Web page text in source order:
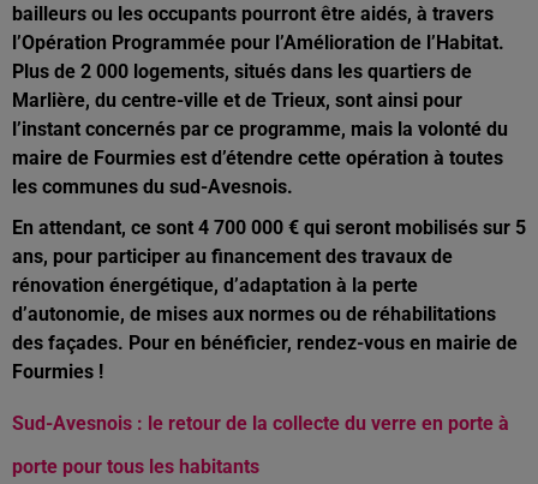
bailleurs ou les occupants pourront être aidés, à travers
l’Opération Programmée pour l’Amélioration de l’Habitat.
Plus de 2 000 logements, situés dans les quartiers de
Marlière, du centre-ville et de Trieux, sont ainsi pour
l’instant concernés par ce programme, mais la volonté du
maire de Fourmies est d’étendre cette opération à toutes
les communes du sud-Avesnois.
En attendant, ce sont 4 700 000 € qui seront mobilisés sur 5
ans, pour participer au financement des travaux de
rénovation énergétique, d’adaptation à la perte
d’autonomie, de mises aux normes ou de réhabilitations
des façades. Pour en bénéficier, rendez-vous en mairie de
Fourmies !
Sud-Avesnois : le retour de la collecte du verre en porte à
porte pour tous les habitants